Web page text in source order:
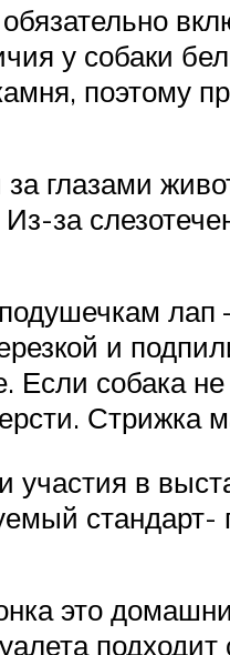
у собаки
поэтому
глазами
за
лап
и
Если собака
Стрижка
участия в
стандарт-
это